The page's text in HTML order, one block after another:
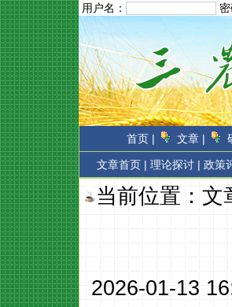
用户名： 密
首页 | 文章 |
文章首页 | 理论探讨 | 政策
当前位置：文
2026-01-13